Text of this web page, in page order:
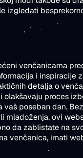
izgledati
venčanicama
i inspiracije
detalja o
olakšavaju proces
vaš poseban dan.
mladoženja, ovi
da zablistate na
venčanica, imati